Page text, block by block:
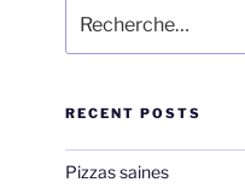
RECENT POSTS
Pizzas saines